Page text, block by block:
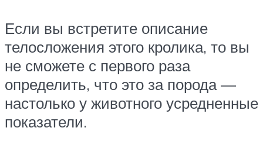
Если вы встретите описание
телосложения этого кролика, то вы
не сможете с первого раза
определить, что это за порода —
настолько у животного усредненные
показатели.